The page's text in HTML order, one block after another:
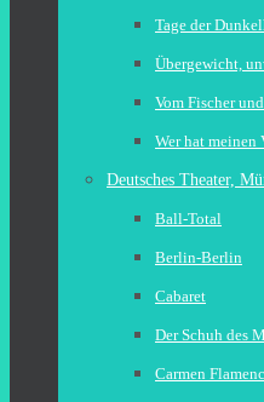
Tage der
Übergewicht,
Vom Fischer
Wer hat meinen
Deutsches Theater,
Ball-Total
Berlin-Berlin
Cabaret
Der Schuh des
Carmen